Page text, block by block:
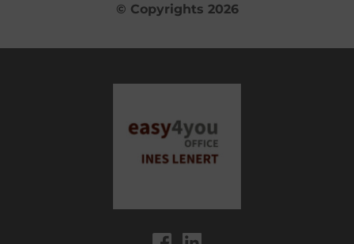
© Copyrights 2026